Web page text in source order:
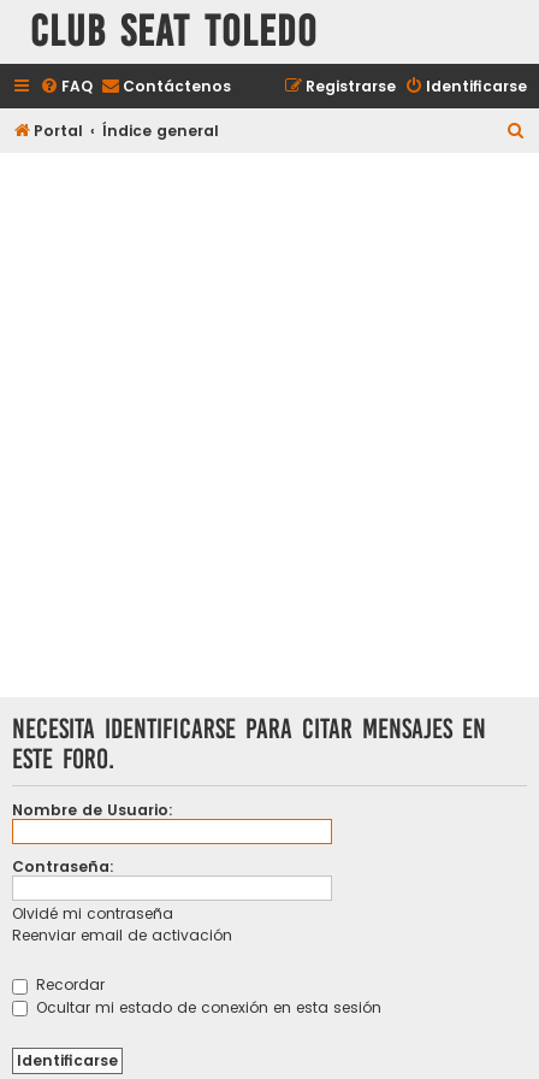
Club Seat Toledo
FAQ Contáctenos Identificarse
Registrarse
Portal Índice general
Necesita identificarse para citar mensajes en
este foro.
Nombre de Usuario:
Contraseña:
Olvidé mi contraseña
Reenviar email de activación
Recordar
Ocultar mi estado de conexión en esta sesión